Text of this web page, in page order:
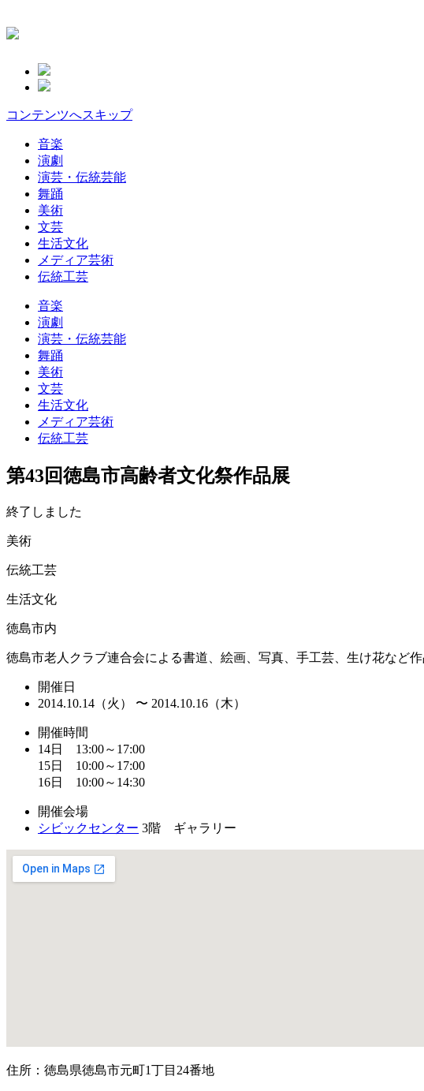
コンテンツへスキップ
音楽
演劇
演芸・伝統芸能
舞踊
美術
文芸
生活文化
メディア芸術
伝統工芸
音楽
演劇
演芸・伝統芸能
舞踊
美術
文芸
生活文化
メディア芸術
伝統工芸
第43回徳島市高齢者文化祭作品展
終了しました
美術
伝統工芸
生活文化
徳島市内
徳島市老人クラブ連合会による書道、絵画、写真、手工芸、生け花など作
開催日
2014.10.14（火） 〜 2014.10.16（木）
開催時間
14日 13:00～17:00
15日 10:00～17:00
16日 10:00～14:30
開催会場
シビックセンター 3階 ギャラリー
住所：徳島県徳島市元町1丁目24番地